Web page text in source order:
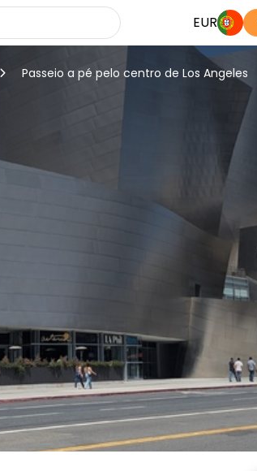
EUR
Passeio a pé pelo centro de Los Angeles